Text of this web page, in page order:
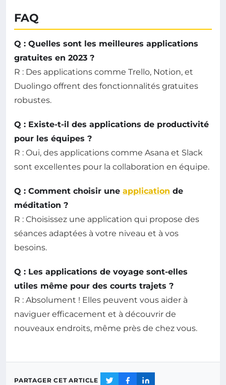
FAQ
Q : Quelles sont les meilleures applications
gratuites en 2023 ?
R : Des applications comme Trello, Notion, et
Duolingo offrent des fonctionnalités gratuites
robustes.
Q : Existe-t-il des applications de productivité
pour les équipes ?
R : Oui, des applications comme Asana et Slack
sont excellentes pour la collaboration en équipe.
Q : Comment choisir une application de
méditation ?
R : Choisissez une application qui propose des
séances adaptées à votre niveau et à vos
besoins.
Q : Les applications de voyage sont-elles
utiles même pour des courts trajets ?
R : Absolument ! Elles peuvent vous aider à
naviguer efficacement et à découvrir de
nouveaux endroits, même près de chez vous.
PARTAGER CET ARTICLE